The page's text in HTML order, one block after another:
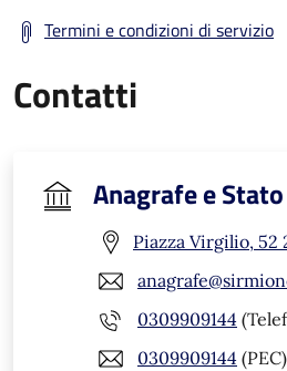
Termini e condizioni di servizio
Contatti
Anagrafe e
Piazza Virgilio, 52
0309909144
0309909144 (PEC)